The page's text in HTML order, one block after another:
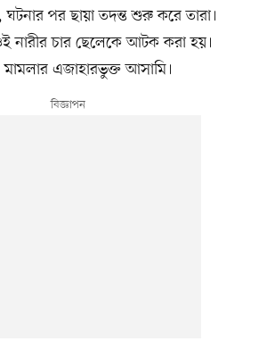
পর ছায়া তদন্ত শুরু করে তারা।
নারীর চার ছেলেকে আটক করা হয়।
এজাহারভুক্ত আসামি।